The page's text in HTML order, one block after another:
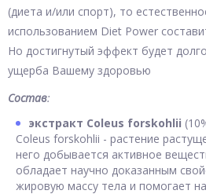
(диета и/или спорт), то
использованием Diet Power
Но достигнутый эффект будет
ущерба Вашему здоровью
Состав:
экстракт Coleus forskohlii
Coleus forskohlii - растение
него добывается активное
обладает научно доказанным
жировую массу тела и помогает